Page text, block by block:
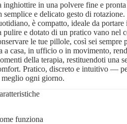
inghiottire in una polvere fine e pronta
semplice e delicato gesto di rotazione.
è compatto, ideale da
pulire e dotato di un pratico vano nel
le tue pillole, così sei sempre
a casa, in ufficio o in movimento,
della terapia, restituendoti una
Pratico, discreto e intuitivo —
meglio ogni giorno.
funziona